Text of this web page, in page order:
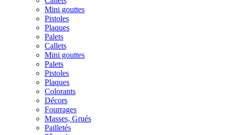
Mini gouttes
Pistoles
Plaques
Palets
Callets
Mini gouttes
Palets
Pistoles
Plaques
Colorants
Décors
Fourrages
Masses, Grués
Pailletés